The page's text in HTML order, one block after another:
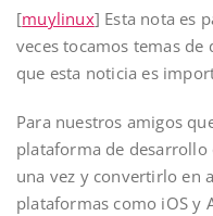
[muylinux] Esta nota es
veces tocamos temas
que esta noticia es
Para nuestros amigos
plataforma de
una vez y convertirlo en
plataformas como iOS y